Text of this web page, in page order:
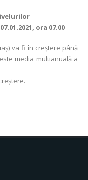
ora 07.00
va fi în creștere până
media multianuală a